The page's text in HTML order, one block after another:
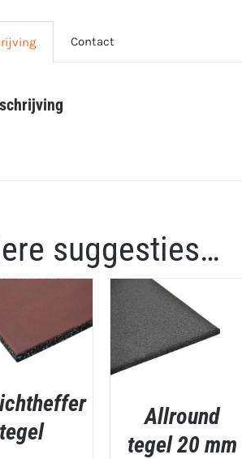
Contact
suggesties…
VIEW
tegel
QUICK VIEW
Allround
tegel 20 mm